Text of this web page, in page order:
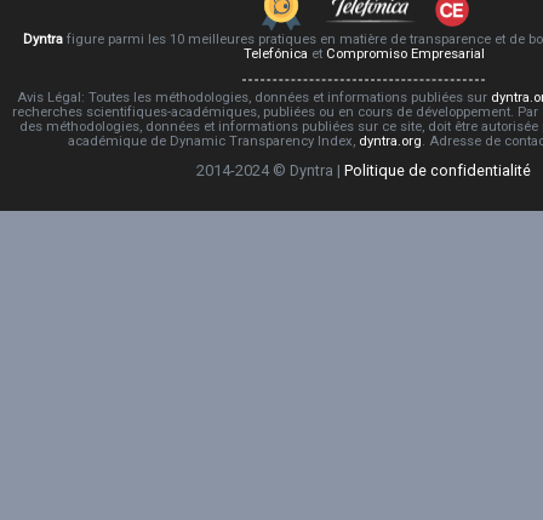
Dyntra figure parmi les 10 meilleures pratiques en matière de transparence et de
Telefónica et Compromiso Empresarial
Avis Légal: Toutes les méthodologies, données et informations publiées sur
recherches scientifiques-académiques, publiées ou en cours de développement.
des méthodologies, données et informations publiées sur ce site, doit être
académique de Dynamic Transparency Index, dyntra.org. Adresse de
2014-2024 © Dyntra | Politique de confidentialité